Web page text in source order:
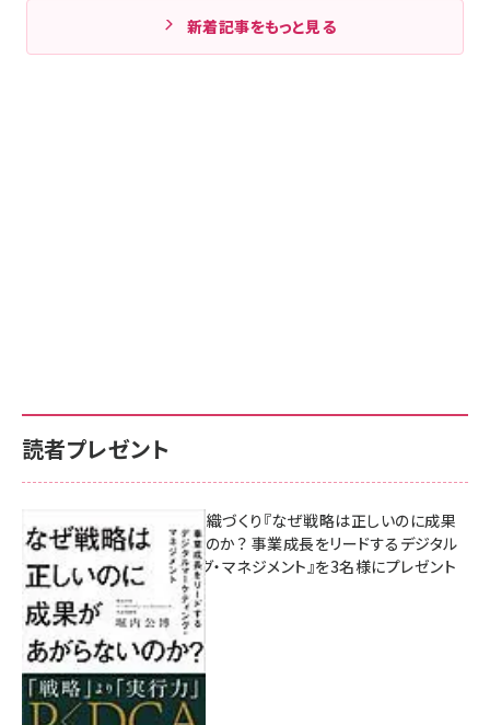
新着記事をもっと見る
読者プレゼント
成果を生む組織づくり『なぜ戦略は正しいのに成果
があがらないのか？ 事業成長をリードするデジタル
マーケティング・マネジメント』を3名様にプレゼント
8月7日 10:00